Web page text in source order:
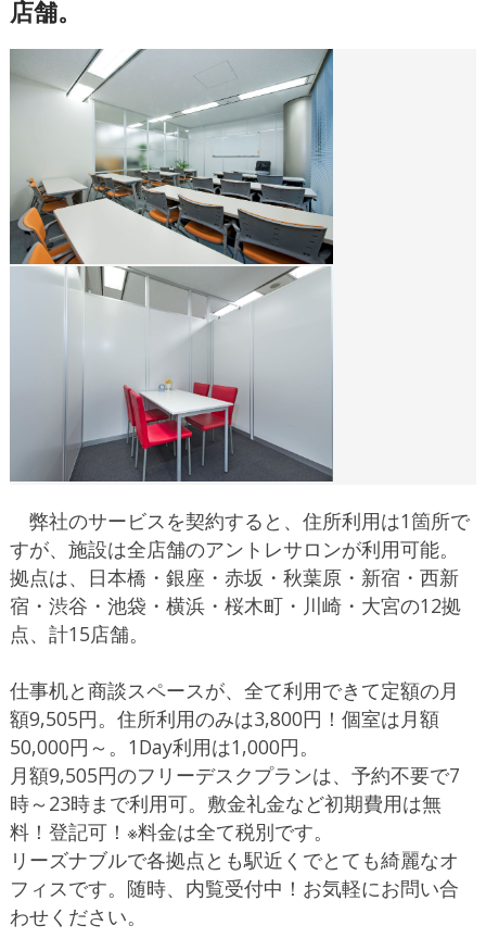
店舗。
弊社のサービスを契約すると、住所利用は1箇所で
すが、施設は全店舗のアントレサロンが利用可能。
拠点は、日本橋・銀座・赤坂・秋葉原・新宿・西新
宿・渋谷・池袋・横浜・桜木町・川崎・大宮の12拠
点、計15店舗。
仕事机と商談スペースが、全て利用できて定額の月
額9,505円。住所利用のみは3,800円！個室は月額
50,000円～。1Day利用は1,000円。
月額9,505円のフリーデスクプランは、予約不要で7
時～23時まで利用可。敷金礼金など初期費用は無
料！登記可！※料金は全て税別です。
リーズナブルで各拠点とも駅近くでとても綺麗なオ
フィスです。随時、内覧受付中！お気軽にお問い合
わせください。